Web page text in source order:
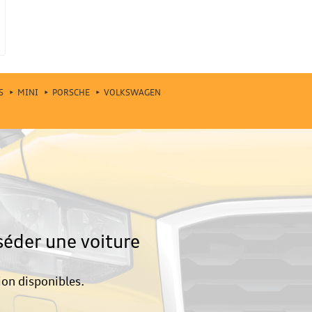
MINI PORSCHE VOLKSWAGEN
une voiture
disponibles.